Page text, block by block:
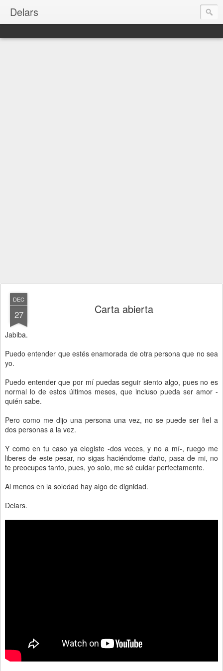
Delars
DEC
27 Carta abierta
Jabiba.
Puedo entender que estés enamorada de otra persona que no sea
yo.
Puedo entender que por mí puedas seguir siento algo, pues no es
normal lo de estos últimos meses, que incluso pueda ser amor -
quién sabe.
Pero como me dijo una persona una vez, no se puede ser fiel a
dos personas a la vez.
Y como en tu caso ya elegiste -dos veces, y no a mí-, ruego me
liberes de este pesar, no sigas haciéndome daño, pasa de mi, no
te preocupes tanto, pues, yo solo, me sé cuidar perfectamente.
Al menos en la soledad hay algo de dignidad.
Delars.